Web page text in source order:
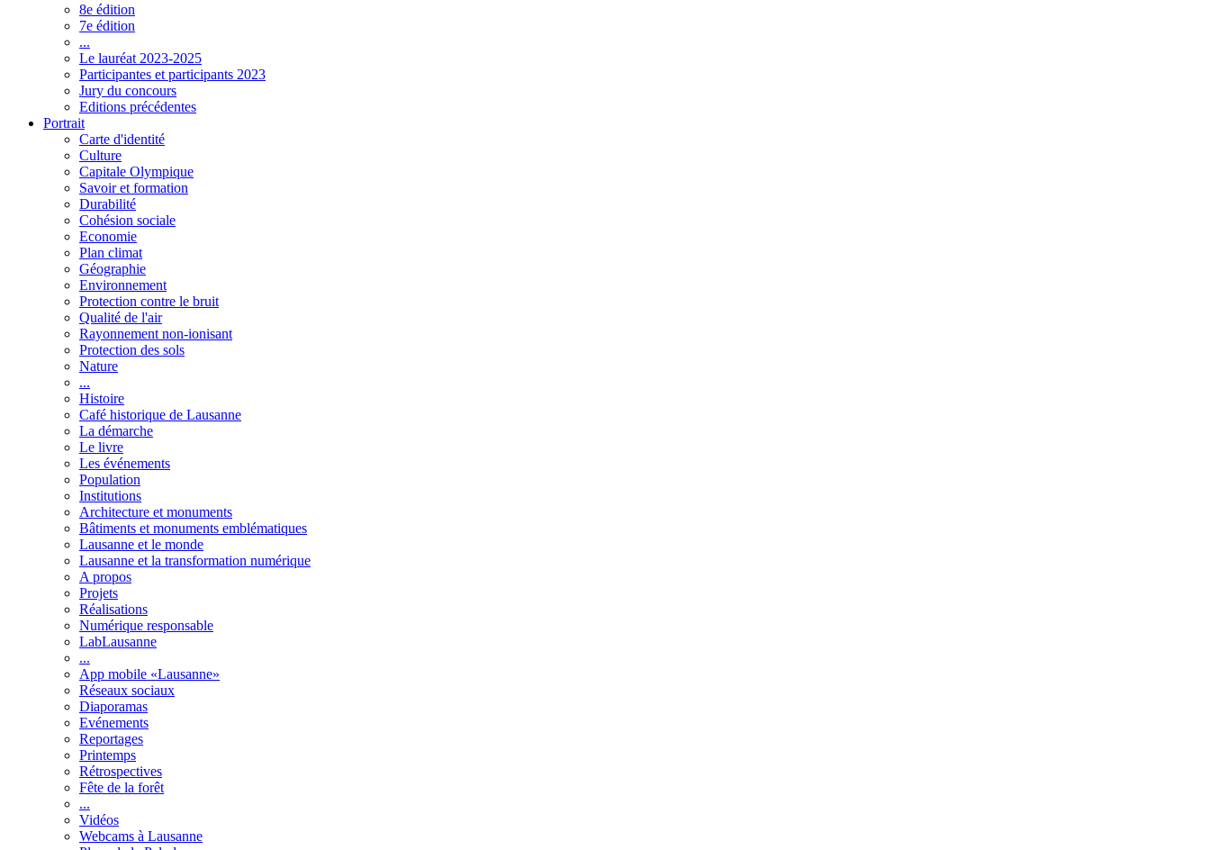
8e édition
7e édition
...
Le lauréat 2023-2025
Participantes et participants 2023
Jury du concours
Editions précédentes
Portrait
Carte d'identité
Culture
Capitale Olympique
Savoir et formation
Durabilité
Cohésion sociale
Economie
Plan climat
Géographie
Environnement
Protection contre le bruit
Qualité de l'air
Rayonnement non-ionisant
Protection des sols
Nature
...
Histoire
Café historique de Lausanne
La démarche
Le livre
Les événements
Population
Institutions
Architecture et monuments
Bâtiments et monuments emblématiques
Lausanne et le monde
Lausanne et la transformation numérique
A propos
Projets
Réalisations
Numérique responsable
LabLausanne
...
App mobile «Lausanne»
Réseaux sociaux
Diaporamas
Evénements
Reportages
Printemps
Rétrospectives
Fête de la forêt
...
Vidéos
Webcams à Lausanne